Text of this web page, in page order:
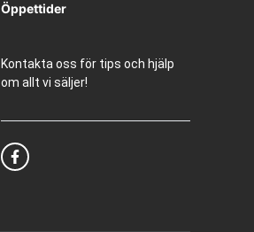
Öppettider
Kontakta oss för tips och hjälp
om allt vi säljer!